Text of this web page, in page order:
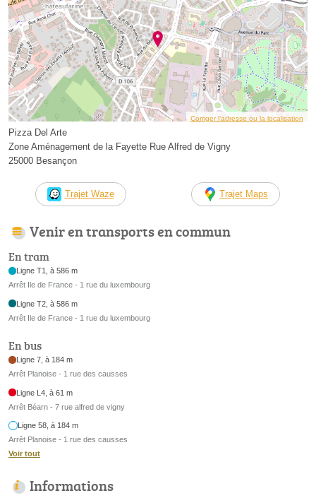
Corriger l’adresse ou la localisation
Pizza Del Arte
Zone Aménagement de la Fayette Rue Alfred de Vigny
25000 Besançon
Trajet Waze Trajet Maps
Venir en transports en commun
En tram
Ligne T1, à 586 m
Arrêt Ile de France - 1 rue du luxembourg
Ligne T2, à 586 m
Arrêt Ile de France - 1 rue du luxembourg
En bus
Ligne 7, à 184 m
Arrêt Planoise - 1 rue des causses
Ligne L4, à 61 m
Arrêt Béarn - 7 rue alfred de vigny
Ligne 58, à 184 m
Arrêt Planoise - 1 rue des causses
Voir tout
Informations